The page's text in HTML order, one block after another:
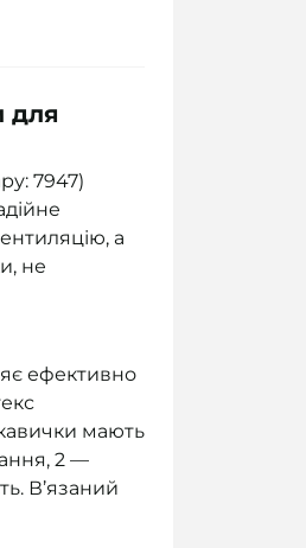
для
7947)
а
не
ефективно
мають
2 —
В’язаний